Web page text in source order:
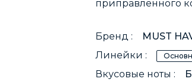
приправленного
Бренд :
MUST
Линейки :
Вкусовые ноты :